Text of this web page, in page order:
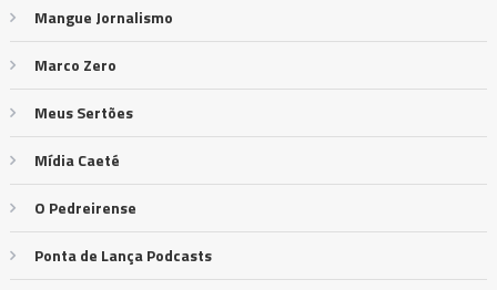
Mangue Jornalismo
Marco Zero
Meus Sertões
Mídia Caeté
O Pedreirense
Ponta de Lança Podcasts